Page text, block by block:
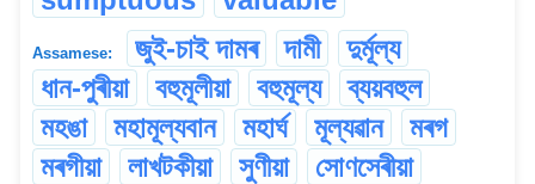
Assamese: জুই-চাই দামৰ দামী
দুৰ্মূল্য
ধান-পুৰীয়া
বহুমূলীয়া বহুমূল্য
ব্যয়বহুল
মহঙা
মহামূল্যবান মহাৰ্ঘ মূল্যৱান
মৰগ
মৰগীয়া
লাখটকীয়া সুণীয়া
সোণসেৰীয়া